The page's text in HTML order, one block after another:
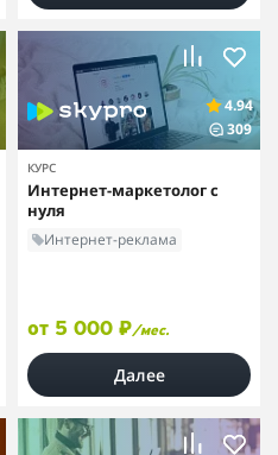
4.94
309
КУРС
Интернет-маркетолог с
нуля
Интернет-реклама
от 5 000 ₽/мес.
Далее